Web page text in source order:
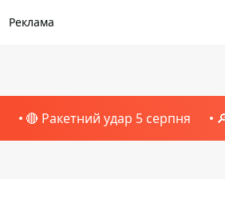
Реклама
🔴 Ракетний удар 5 серпня